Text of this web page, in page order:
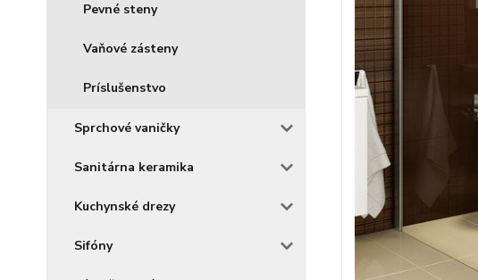
Pevné steny
Vaňové zásteny
Príslušenstvo
Sprchové vaničky
Sanitárna keramika
Kuchynské drezy
Sifóny